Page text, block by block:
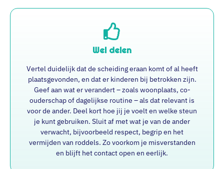
Wel delen
Vertel duidelijk dat de scheiding eraan komt of al heeft
plaatsgevonden, en dat er kinderen bij betrokken zijn.
Geef aan wat er verandert – zoals woonplaats, co-
ouderschap of dagelijkse routine – als dat relevant is
voor de ander. Deel kort hoe jij je voelt en welke steun
je kunt gebruiken. Sluit af met wat je van de ander
verwacht, bijvoorbeeld respect, begrip en het
vermijden van roddels. Zo voorkom je misverstanden
en blijft het contact open en eerlijk.